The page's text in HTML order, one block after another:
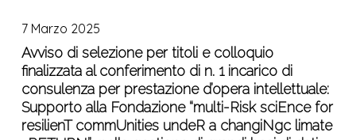
Resilienza,
Missione
4
Istruzione
e
ricerca
EDIZIONI
DELLA
ACADEMY
DI
FONDAZIONE
RETURN
esterna
temporanea
selezione
per
titoli
e
colloquio
finalizzata
7 Marzo 2025
Avviso di selezione per titoli e colloquio
finalizzata al conferimento di n. 1 incarico di
consulenza per prestazione d’opera intellettuale:
Supporto alla Fondazione “multi-Risk sciEnce for
resilienT commUnities undeR a changiNgc limate